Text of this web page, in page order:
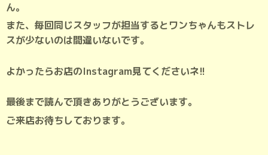
ん。
また、毎回同じスタッフが担当するとワンちゃんもストレ
スが少ないのは間違いないです。
よかったらお店のInstagram見てくださいネ!!
最後まで読んで頂きありがとうございます。
ご来店お待ちしております。